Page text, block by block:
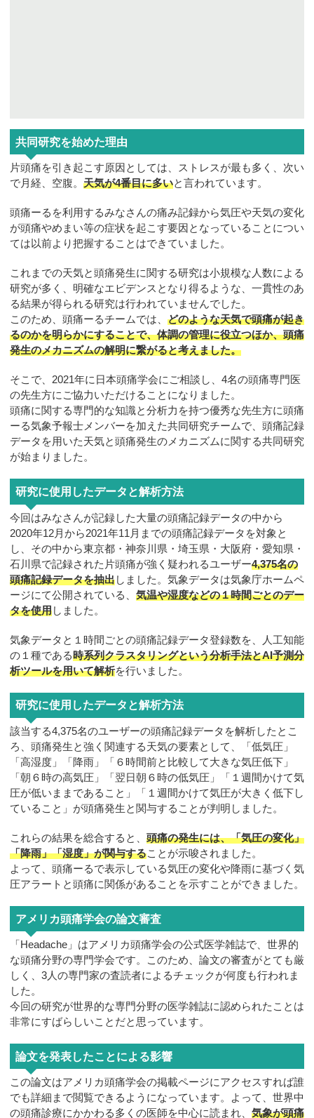
共同研究を始めた理由
片頭痛を引き起こす原因としては、ストレスが最も多く、次い
で月経、空腹。 天気が4番目に多いと言われています。
頭痛ーるを利用するみなさんの痛み記録から気圧や天気の変化
が頭痛やめまい等の症状を起こす要因となっていることについ
ては以前より把握することはできていました。
これまでの天気と頭痛発生に関する研究は小規模な人数による
研究が多く、明確なエビデンスとなり得るような、一貫性のあ
る結果が得られる研究は行われていませんでした。
このため、頭痛ーるチームでは、 どのような天気で頭痛が起き
るのかを明らかにすることで、体調の管理に役立つほか、頭痛
発生のメカニズムの解明に繋がると考えました。
そこで、2021年に日本頭痛学会にご相談し、4名の頭痛専門医
の先生方にご協力いただけることになりました。
頭痛に関する専門的な知識と分析力を持つ優秀な先生方に頭痛
ーる気象予報士メンバーを加えた共同研究チームで、頭痛記録
データを用いた天気と頭痛発生のメカニズムに関する共同研究
が始まりました。
研究に使用したデータと解析方法
今回はみなさんが記録した大量の頭痛記録データの中から
2020年12月から2021年11月までの頭痛記録データを対象と
し、その中から東京都・神奈川県・埼玉県・大阪府・愛知県・
石川県で記録された片頭痛が強く疑われるユーザー4,375名の
頭痛記録データを抽出しました。気象データは気象庁ホームペ
ージにて公開されている、 気温や湿度などの１時間ごとのデー
タを使用しました。
気象データと１時間ごとの頭痛記録データ登録数を、人工知能
の１種である時系列クラスタリングという分析手法とAI予測分
析ツールを用いて解析を行いました。
研究に使用したデータと解析方法
該当する4,375名のユーザーの頭痛記録データを解析したとこ
ろ、頭痛発生と強く関連する天気の要素として、「低気圧」
「高湿度」「降雨」「６時間前と比較して大きな気圧低下」
「朝６時の高気圧」「翌日朝６時の低気圧」「１週間かけて気
圧が低いままであること」「１週間かけて気圧が大きく低下し
ていること」が頭痛発生と関与することが判明しました。
これらの結果を総合すると、 頭痛の発生には、「気圧の変化」
「降雨」「湿度」が関与することが示唆されました。
よって、頭痛ーるで表示している気圧の変化や降雨に基づく気
圧アラートと頭痛に関係があることを示すことができました。
アメリカ頭痛学会の論文審査
「Headache」はアメリカ頭痛学会の公式医学雑誌で、世界的
な頭痛分野の専門学会です。このため、論文の審査がとても厳
しく、3人の専門家の査読者によるチェックが何度も行われま
した。
今回の研究が世界的な専門分野の医学雑誌に認められたことは
非常にすばらしいことだと思っています。
論文を発表したことによる影響
この論文はアメリカ頭痛学会の掲載ページにアクセスすれば誰
でも詳細まで閲覧できるようになっています。よって、世界中
の頭痛診療にかかわる多くの医師を中心に読まれ、 気象が頭痛